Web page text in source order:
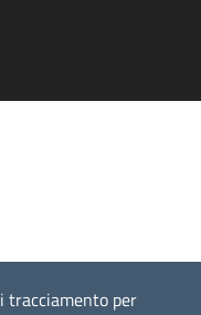
tracciamento per